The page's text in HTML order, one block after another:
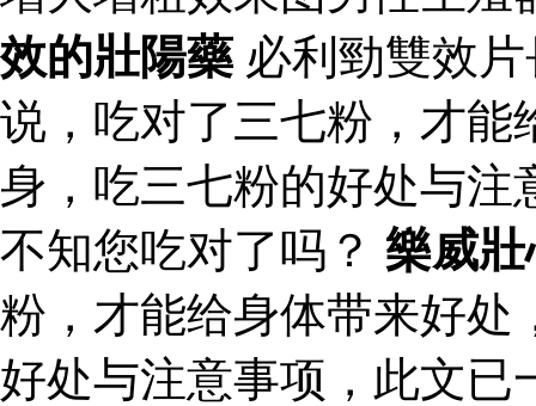
效的壯陽藥 必利勁雙效
说，吃对了三七粉，才能
身，吃三七粉的好处与注
不知您吃对了吗？ 樂威
粉，才能给身体带来好处
好处与注意事项，此文已